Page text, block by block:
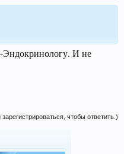
И не
чтобы ответить.)